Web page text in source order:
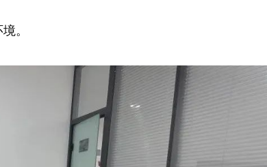
。